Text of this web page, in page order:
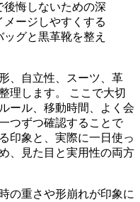
悔しないための深
ージしやすくする
グと黒革靴を整え
、自立性、スーツ、革
理します。 ここで大切
ール、移動時間、よく会
つずつ確認することで
印象と、実際に一日使っ
、見た目と実用性の両方
の重さや形崩れが印象に